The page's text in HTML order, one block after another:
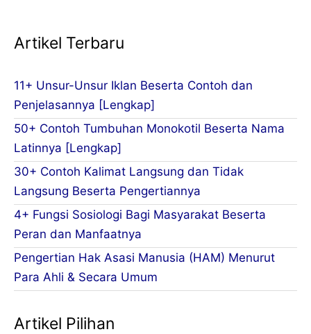
Artikel Terbaru
11+ Unsur-Unsur Iklan Beserta Contoh dan
Penjelasannya [Lengkap]
50+ Contoh Tumbuhan Monokotil Beserta Nama
Latinnya [Lengkap]
30+ Contoh Kalimat Langsung dan Tidak
Langsung Beserta Pengertiannya
4+ Fungsi Sosiologi Bagi Masyarakat Beserta
Peran dan Manfaatnya
Pengertian Hak Asasi Manusia (HAM) Menurut
Para Ahli & Secara Umum
Artikel Pilihan